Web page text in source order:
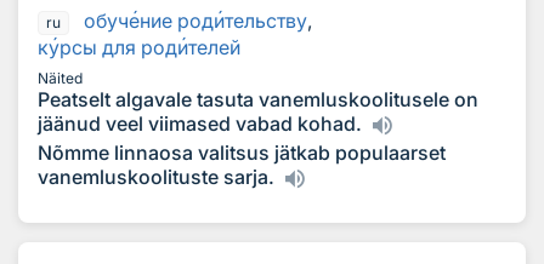
ru
обучение родительству,
курсы для родителей
Näited
Peatselt algavale tasuta vanemluskoolitusele on
jäänud veel viimased vabad kohad.
Nõmme linnaosa valitsus jätkab populaarset
vanemluskoolituste sarja.